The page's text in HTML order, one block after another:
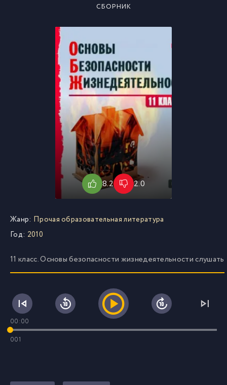
СБОРНИК
8.2 2.0
Жанр: Прочая образовательная литература
Год: 2010
11 класс. Основы безопасности жизнедеятельности слушать
00:00
001